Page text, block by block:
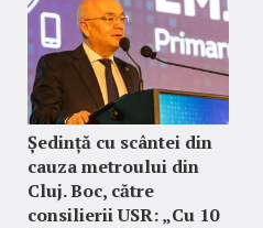
Ședință cu scântei din
cauza metroului din
Cluj. Boc, către
consilierii USR: „Cu 10